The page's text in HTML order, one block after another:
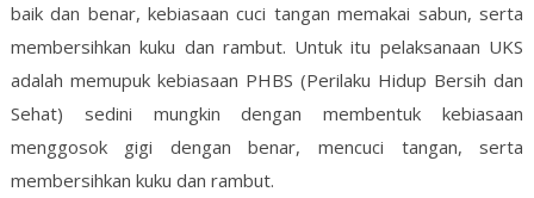
baik dan benar, kebiasaan cuci tangan memakai sabun, serta
membersihkan kuku dan rambut. Untuk itu pelaksanaan UKS
adalah memupuk kebiasaan PHBS (Perilaku Hidup Bersih dan
Sehat) sedini mungkin dengan membentuk kebiasaan
menggosok gigi dengan benar, mencuci tangan, serta
membersihkan kuku dan rambut.